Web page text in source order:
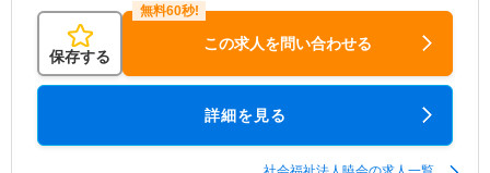
保存する
この求人を問い合わせる
詳細を見る